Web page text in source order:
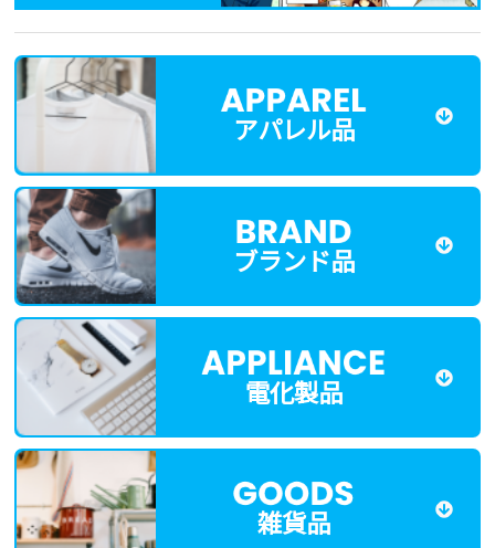
アパレル品
ブランド品
電化製品
雑貨品